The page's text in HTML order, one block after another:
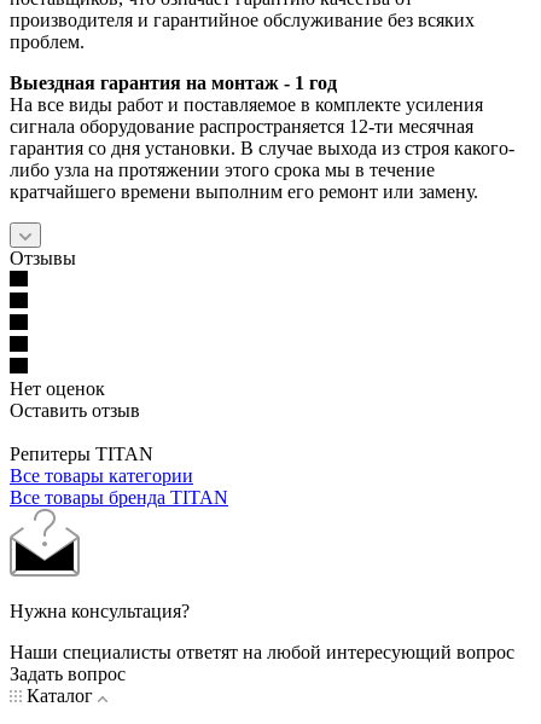
производителя и гарантийное обслуживание без всяких
проблем.
Выездная гарантия на монтаж - 1 год
На все виды работ и поставляемое в комплекте усиления
сигнала оборудование распространяется 12-ти месячная
гарантия со дня установки. В случае выхода из строя какого-
либо узла на протяжении этого срока мы в течение
кратчайшего времени выполним его ремонт или замену.
Отзывы
Нет оценок
Оставить отзыв
Репитеры TITAN
Все товары категории
Все товары бренда TITAN
Нужна консультация?
Наши специалисты ответят на любой интересующий вопрос
Задать вопрос
Каталог